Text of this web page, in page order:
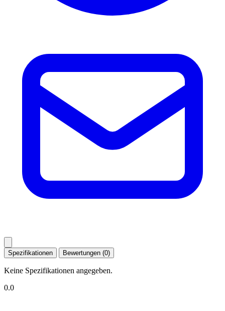
Spezifikationen Bewertungen (0)
Keine Spezifikationen angegeben.
0.0